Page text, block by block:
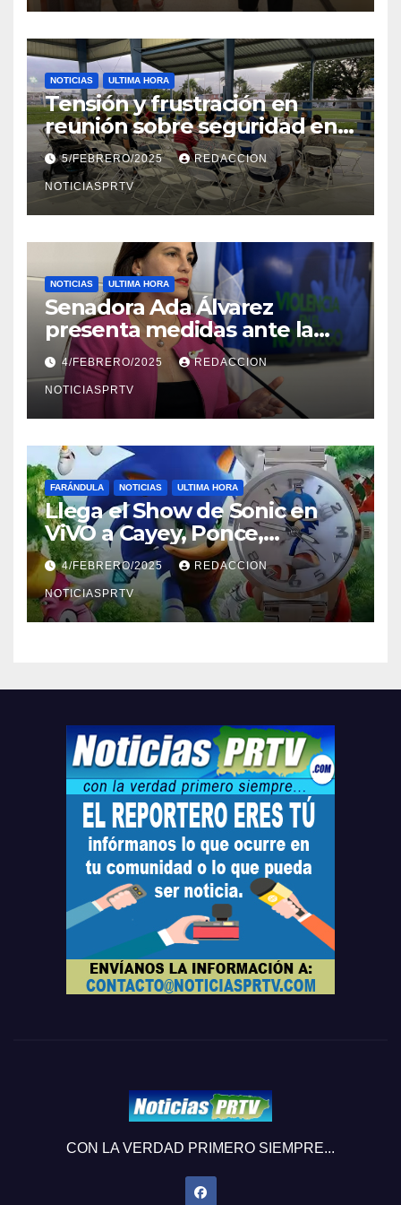
NOTICIAS ULTIMA HORA
Tensión y frustración en
reunión sobre seguridad en
Reparto Metropolitano
5/FEBRERO/2025 REDACCION
NOTICIASPRTV
NOTICIAS ULTIMA HORA
Senadora Ada Álvarez
presenta medidas ante la
violencia en el noviazgo
4/FEBRERO/2025 REDACCION
NOTICIASPRTV
FARÁNDULA NOTICIAS ULTIMA HORA
Llega el Show de Sonic en
ViVO a Cayey, Ponce,
Barceloneta y Humacao,
Relojes gratis para el que
compre ahora….
4/FEBRERO/2025 REDACCION
NOTICIASPRTV
CON LA VERDAD PRIMERO SIEMPRE...